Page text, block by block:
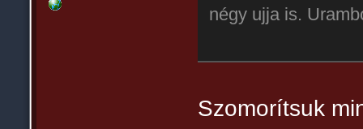
négy ujja is.
Szomorítsuk